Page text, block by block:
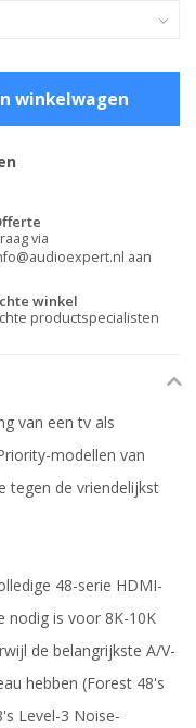
winkelwagen
via
aan
winkel
productspecialisten
van een tv als
modellen van
tegen de vriendelijkst
48-serie HDMI-
nodig is voor 8K-10K
de belangrijkste A/V-
hebben (Forest 48's
Level-3 Noise-